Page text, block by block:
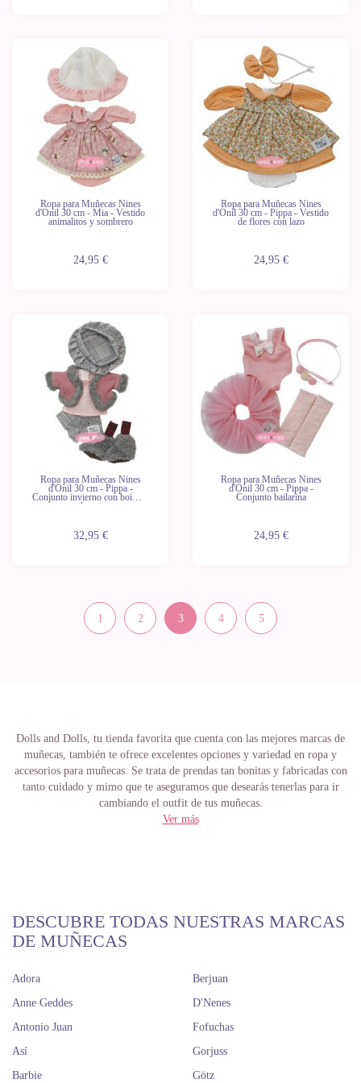
Ropa para Muñecas Nines
d'Onil 30 cm - Mia - Vestido
animalitos y sombrero
24,95 €
Ropa para Muñecas Nines
d'Onil 30 cm - Pippa - Vestido
de flores con lazo
24,95 €
Ropa para Muñecas Nines
d'Onil 30 cm - Pippa -
Conjunto invierno con boina y
botas
32,95 €
Ropa para Muñecas Nines
d'Onil 30 cm - Pippa -
Conjunto bailarina
24,95 €
1 2 3 4 5
Dolls and Dolls, tu tienda favorita que cuenta con las mejores marcas de
muñecas, también te ofrece excelentes opciones y variedad en ropa y
accesorios para muñecas. Se trata de prendas tan bonitas y fabricadas con
tanto cuidado y mimo que te aseguramos que desearás tenerlas para ir
cambiando el outfit de tus muñecas.
Ropa y accesorios para muñecas
accesorios. Ya se trate de muñecas bebés o de muñecas adolescentes o
maniquí, pocas cosas hay tan apasionantes como cambiarles su atuendo y
acuerdo con la temporada o la ocasión.
La web de Dolls and Dolls es práctica y de fácil navegación. Una de las
Ofrece diversos conjuntos lisos o estampados muy chulos y tiernos para
bebés de 40 a 42 cm. Con estrellas, mariposas, flores, para niño y para
Ver más
DESCUBRE TODAS NUESTRAS MARCAS
DE MUÑECAS
Adora
Anne Geddes
Antonio Juan
Así
Barbie
Berjuan
D'Nenes
Fofuchas
Gorjuss
Götz